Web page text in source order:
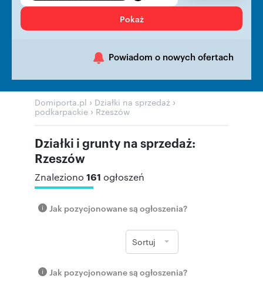
Pokaż
Powiadom o nowych ofertach
Domiporta.pl › Działki na sprzedaż ›
podkarpackie › Rzeszów
Działki i grunty na sprzedaż:
Rzeszów
Znaleziono 161 ogłoszeń
Jak pozycjonowane są ogłoszenia?
Sortuj
Jak pozycjonowane są ogłoszenia?